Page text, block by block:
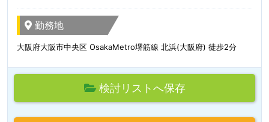
勤務地
大阪府大阪市中央区 OsakaMetro堺筋線 北浜(大阪府) 徒歩2分
検討リストへ保存